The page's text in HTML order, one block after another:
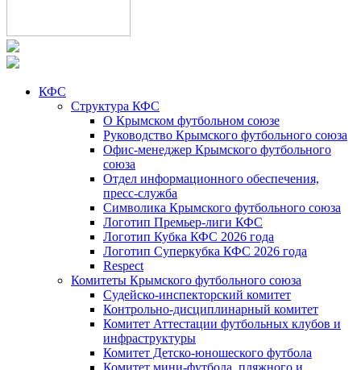
КФС
Структура КФС
О Крымском футбольном союзе
Руководство Крымского футбольного союза
Офис-менеджер Крымского футбольного
союза
Отдел информационного обеспечения,
пресс-служба
Символика Крымского футбольного союза
Логотип Премьер-лиги КФС
Логотип Кубка КФС 2026 года
Логотип Суперкубка КФС 2026 года
Respect
Комитеты Крымского футбольного союза
Судейско-инспекторский комитет
Контрольно-дисциплинарный комитет
Комитет Аттестации футбольных клубов и
инфраструктуры
Комитет Детско-юношеского футбола
Комитет мини-футбола, пляжного и